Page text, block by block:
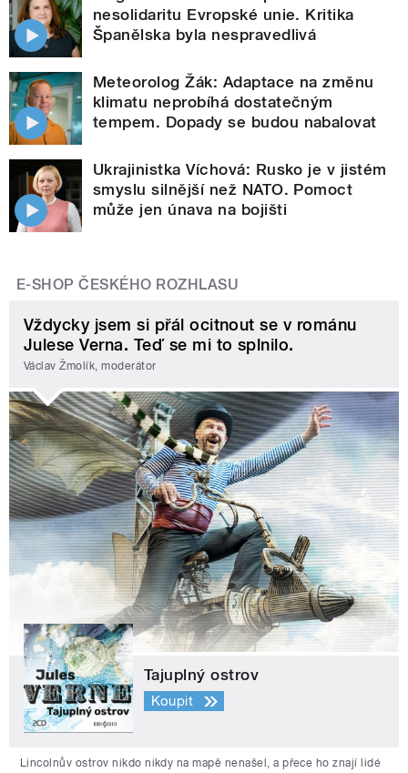
nesolidaritu Evropské unie. Kritika
Španělska byla nespravedlivá
Meteorolog Žák: Adaptace na změnu
klimatu neprobíhá dostatečným
tempem. Dopady se budou nabalovat
Ukrajinistka Víchová: Rusko je v jistém
smyslu silnější než NATO. Pomoct
může jen únava na bojišti
E-SHOP ČESKÉHO ROZHLASU
Vždycky jsem si přál ocitnout se v románu
Julese Verna. Teď se mi to splnilo.
Václav Žmolík, moderátor
Tajuplný ostrov
Koupit
Lincolnův ostrov nikdo nikdy na mapě nenašel, a přece ho znají lidé